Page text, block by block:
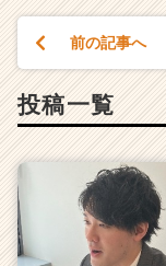
前の記事へ
投稿一覧